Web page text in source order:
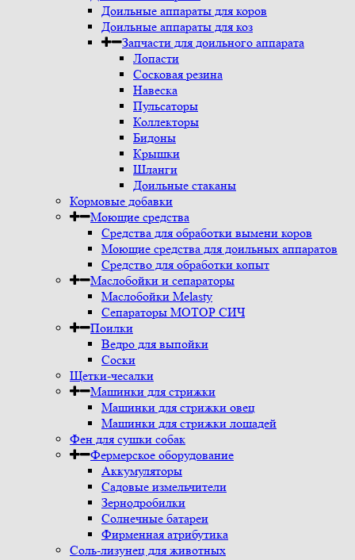
Доильные аппараты для коров
Доильные аппараты для коз
Запчасти для доильного аппарата
Лопасти
Сосковая резина
Навеска
Пульсаторы
Коллекторы
Бидоны
Крышки
Шланги
Доильные стаканы
Кормовые добавки
Моющие средства
Средства для обработки вымени коров
Моющие средства для доильных аппаратов
Средство для обработки копыт
Маслобойки и сепараторы
Маслобойки Melasty
Сепараторы МОТОР СИЧ
Поилки
Ведро для выпойки
Соски
Щетки-чесалки
Машинки для стрижки
Машинки для стрижки овец
Машинки для стрижки лошадей
Фен для сушки собак
Фермерское оборудование
Аккумуляторы
Садовые измельчители
Зернодробилки
Солнечные батареи
Фирменная атрибутика
Соль-лизунец для животных